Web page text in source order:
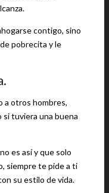
contigo, sino
pobrecita y le
a otros hombres,
si tuviera una buena
es así y que solo
siempre te pide a ti
su estilo de vida.